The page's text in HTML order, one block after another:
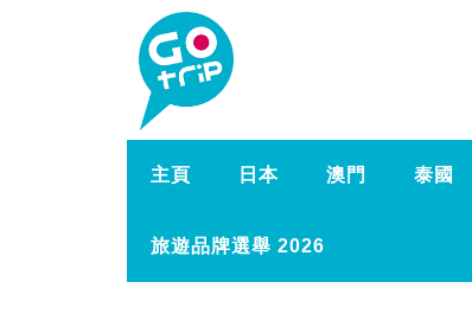
主頁 日本 澳門 泰國
旅遊品牌選舉 2026